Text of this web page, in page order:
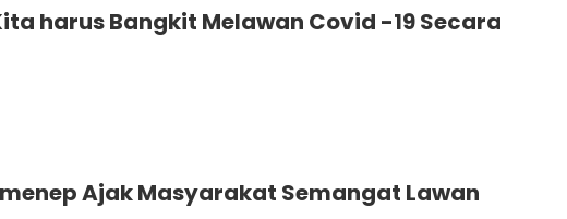
harus Bangkit Melawan Covid -19 Secara
Ajak Masyarakat Semangat Lawan